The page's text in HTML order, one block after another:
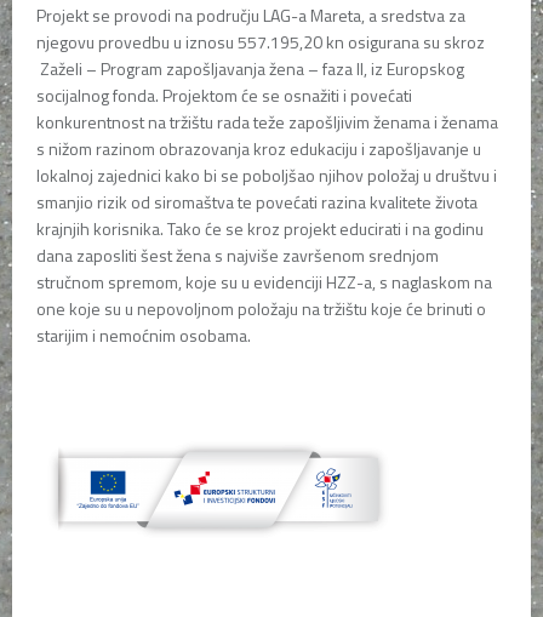
Projekt se provodi na području LAG-a Mareta, a sredstva za
njegovu provedbu u iznosu 557.195,20 kn osigurana su skroz
Zaželi – Program zapošljavanja žena – faza II, iz Europskog
socijalnog fonda. Projektom će se osnažiti i povećati
konkurentnost na tržištu rada teže zapošljivim ženama i ženama
s nižom razinom obrazovanja kroz edukaciju i zapošljavanje u
lokalnoj zajednici kako bi se poboljšao njihov položaj u društvu i
smanjio rizik od siromaštva te povećati razina kvalitete života
krajnjih korisnika. Tako će se kroz projekt educirati i na godinu
dana zaposliti šest žena s najviše završenom srednjom
stručnom spremom, koje su u evidenciji HZZ-a, s naglaskom na
one koje su u nepovoljnom položaju na tržištu koje će brinuti o
starijim i nemoćnim osobama.